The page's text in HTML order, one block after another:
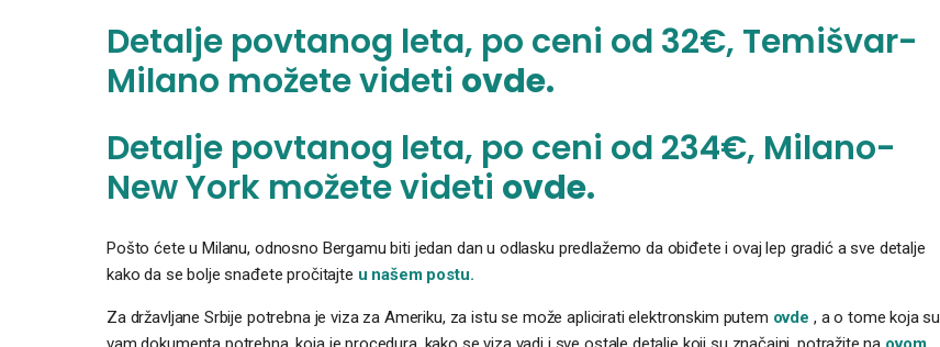
Detalje povtanog leta, po ceni od 32€, Temišvar-
Milano možete videti ovde.
Detalje povtanog leta, po ceni od 234€, Milano-
New York možete videti ovde.
Pošto ćete u Milanu, odnosno Bergamu biti jedan dan u odlasku predlažemo da obiđete i ovaj lep gradić a sve detalje
kako da se bolje snađete pročitajte u našem postu.
Za državljane Srbije potrebna je viza za Ameriku, za istu se može aplicirati elektronskim putem ovde , a o tome koja su